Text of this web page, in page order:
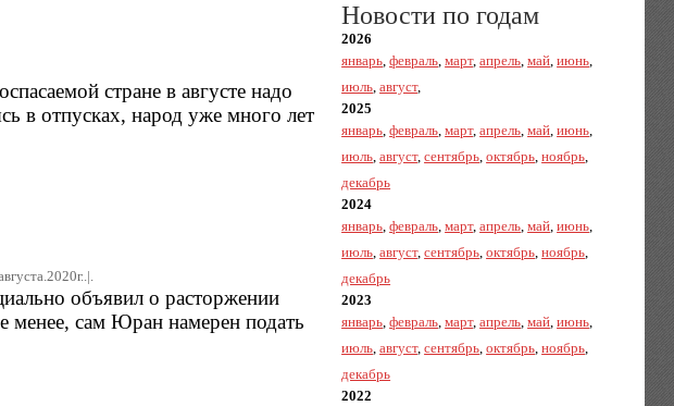
стране в августе надо
в отпусках, народ уже много лет
объявил о расторжении
менее, сам Юран намерен подать
Новости по годам
2026
январь,февраль,март,апрель,май,июнь,
июль,август,
2025
январь,февраль,март,апрель,май,июнь,
июль,август,сентябрь,октябрь,ноябрь,
декабрь
2024
январь,февраль,март,апрель,май,июнь,
июль,август,сентябрь,октябрь,ноябрь,
декабрь
2023
январь,февраль,март,апрель,май,июнь,
июль,август,сентябрь,октябрь,ноябрь,
декабрь
2022